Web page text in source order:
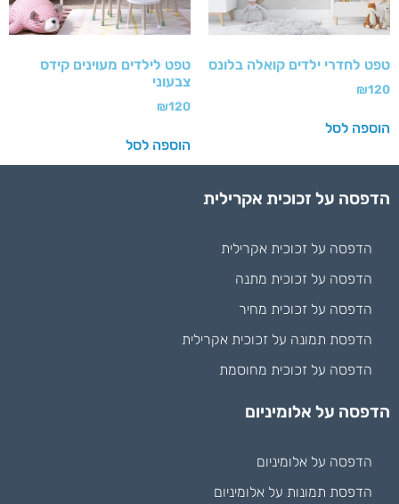
טפט לחדרי ילדים קואלה בלונס
₪120
הוספה לסל
טפט לילדים מעוינים קידס
צבעוני
₪120
הוספה לסל
הדפסה על זכוכית אקרילית
הדפסה על זכוכית אקרילית
הדפסה על זכוכית מתנה
הדפסה על זכוכית מחיר
הדפסת תמונה על זכוכית אקרילית
הדפסה על זכוכית מחוסמת
הדפסה על אלומיניום
הדפסה על אלומיניום
הדפסת תמונות על אלומיניום